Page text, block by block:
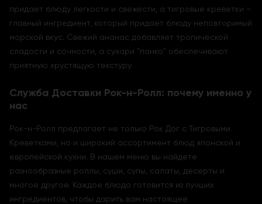
придает блюду легкости и свежести, а тигровые креветки –
главный ингредиент, который придает блюду неповторимый
морской вкус. Свежий ананас добавляет тропической
сладости и сочности, а сухари "панко" обеспечивают
приятную хрустящую текстуру.
Служба Доставки Рок-н-Ролл: почему именно у
нас
Рок-н-Ролл предлагает не только Рок Дог с Тигровыми
Креветками, но и широкий ассортимент блюд японской и
европейской кухни. В нашем меню вы найдете
разнообразные роллы, суши, супы, салаты, десерты и
многое другое. Каждое блюдо готовится из лучших
ингредиентов, чтобы дарить вам настоящее